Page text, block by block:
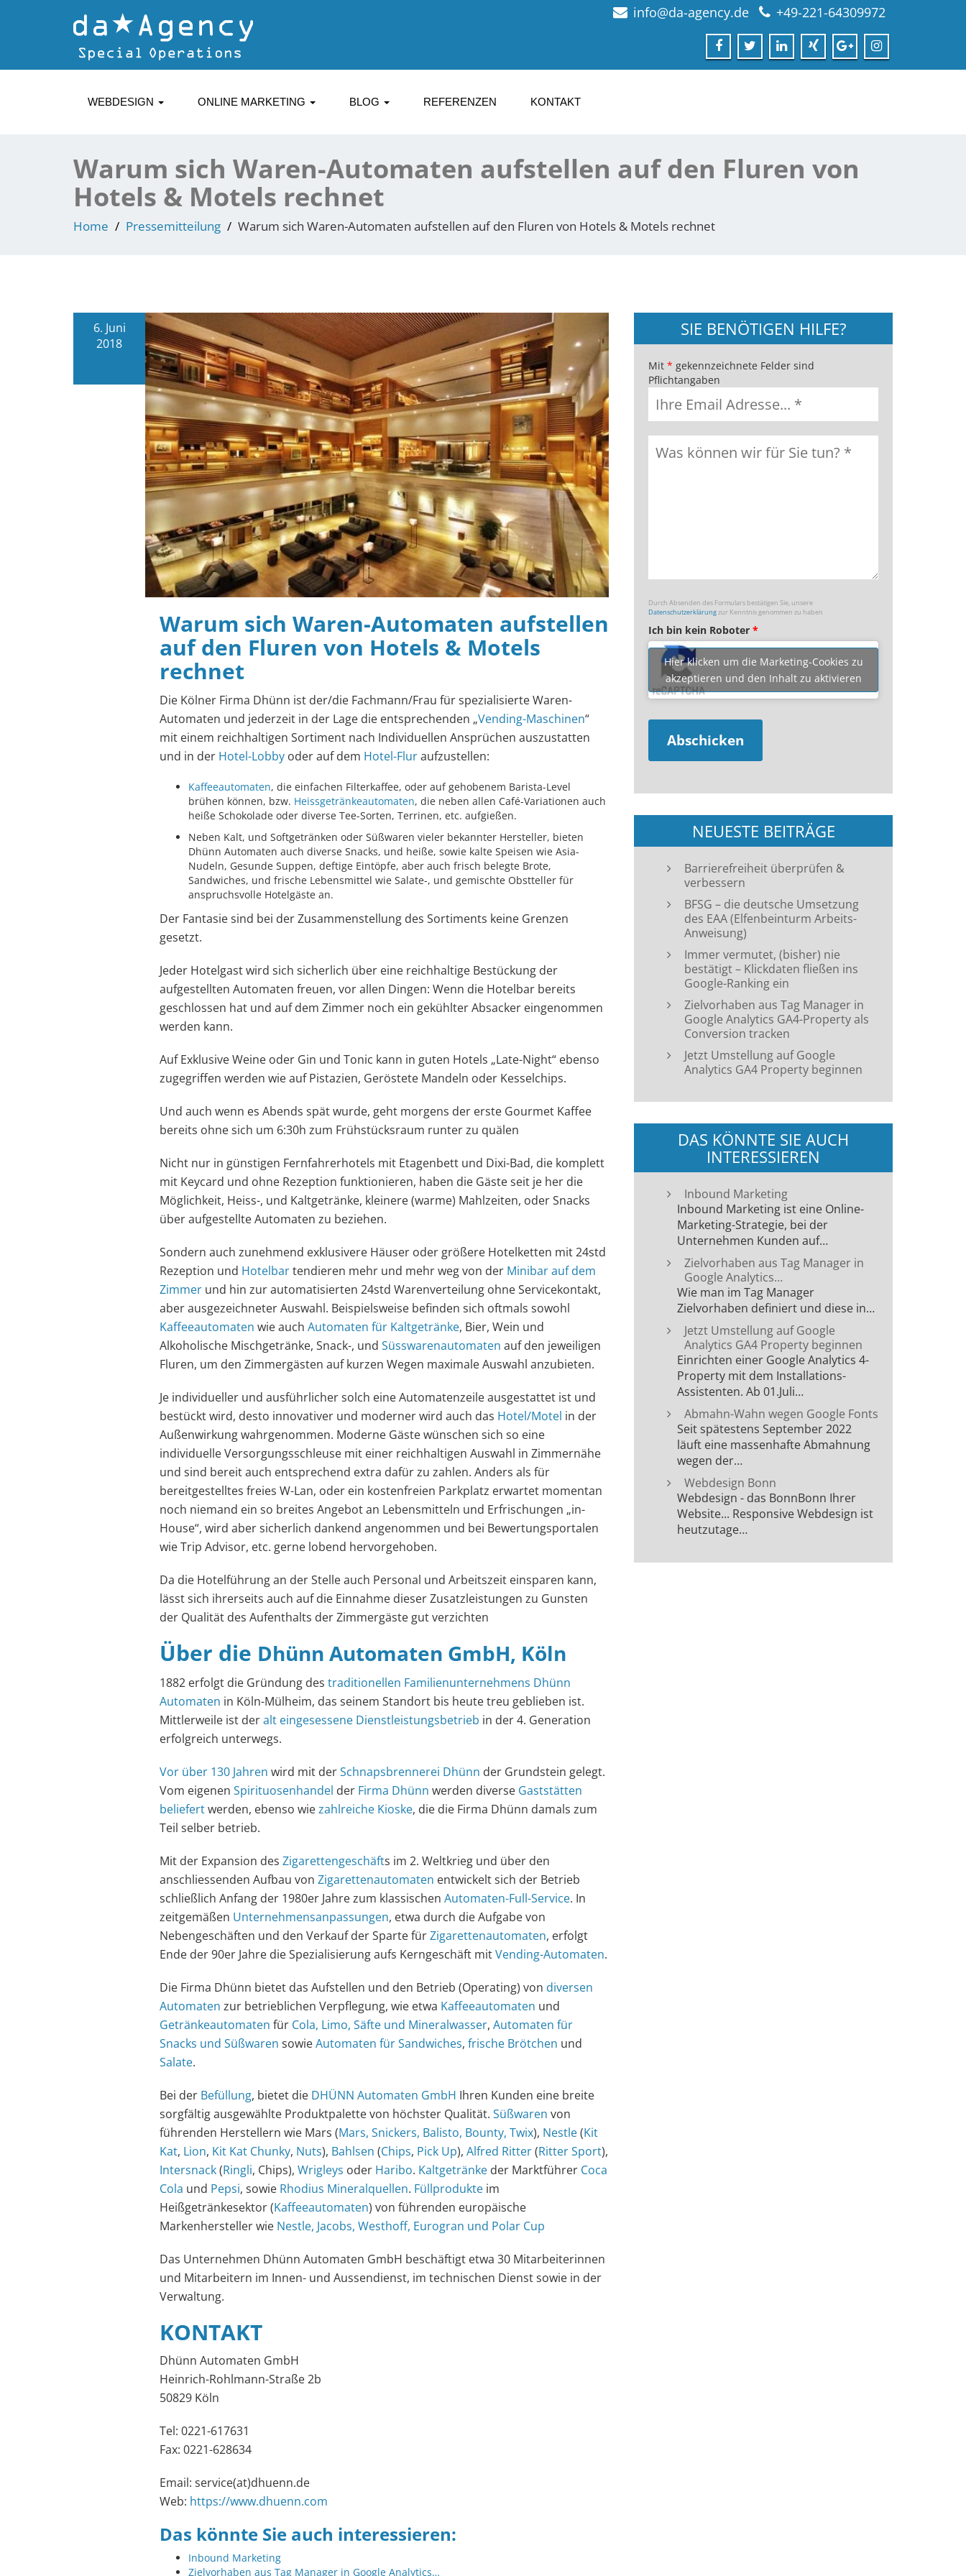
info@da-agency.de +49-221-64309972
WEBDESIGN ONLINE MARKETING BLOG REFERENZEN KONTAKT
Warum sich Waren-Automaten aufstellen auf den Fluren von
Hotels & Motels rechnet
Home Pressemitteilung Warum sich Waren-Automaten aufstellen auf den Fluren von Hotels & Motels rechnet
6. Juni
2018
Warum sich Waren-Automaten aufstellen
auf den Fluren von Hotels & Motels
rechnet
Die Kölner Firma Dhünn ist der/die Fachmann/Frau für spezialisierte Waren-
Automaten und jederzeit in der Lage die entsprechenden „Vending-Maschinen“
mit einem reichhaltigen Sortiment nach Individuellen Ansprüchen auszustatten
und in der Hotel-Lobby oder auf dem Hotel-Fluraufzustellen:
Kaffeeautomaten, die einfachen Filterkaffee, oder auf gehobenem Barista-Level
brühen können, bzw. Heissgetränkeautomaten, die neben allen Café-Variationen auch
heiße Schokolade oder diverse Tee-Sorten, Terrinen, etc. aufgießen.
Neben Kalt, und Softgetränken oder Süßwaren vieler bekannter Hersteller, bieten
Dhünn Automaten auch diverse Snacks, und heiße, sowie kalte Speisen wie Asia-
Nudeln, Gesunde Suppen, deftige Eintöpfe, aber auch frisch belegte Brote,
Sandwiches, und frische Lebensmittel wie Salate-, und gemischte Obstteller für
anspruchsvolle Hotelgäste an.
Der Fantasie sind bei der Zusammenstellung des Sortiments keine Grenzen
gesetzt.
Jeder Hotelgast wird sich sicherlich über eine reichhaltige Bestückung der
aufgestellten Automaten freuen, vor allen Dingen: Wenn die Hotelbar bereits
geschlossen hat und auf dem Zimmer noch ein gekühlter Absacker eingenommen
werden kann.
Auf Exklusive Weine oder Gin und Tonic kann in guten Hotels „Late-Night“ ebenso
zugegriffen werden wie auf Pistazien, Geröstete Mandeln oder Kesselchips.
Und auch wenn es Abends spät wurde, geht morgens der erste Gourmet Kaffee
bereits ohne sich um 6:30h zum Frühstücksraum runter zu quälen
Nicht nur in günstigen Fernfahrerhotels mit Etagenbett und Dixi-Bad, die komplett
mit Keycard und ohne Rezeption funktionieren, haben die Gäste seit je her die
Möglichkeit, Heiss-, und Kaltgetränke, kleinere (warme) Mahlzeiten, oder Snacks
über aufgestellte Automaten zu beziehen.
Sondern auch zunehmend exklusivere Häuser oder größere Hotelketten mit 24std
Rezeption und Hotelbartendieren mehr und mehr weg von der Minibar auf dem
Zimmer und hin zur automatisierten 24std Warenverteilung ohne Servicekontakt,
aber ausgezeichneter Auswahl. Beispielsweise befinden sich oftmals sowohl
Kaffeeautomaten wie auch Automaten für Kaltgetränke, Bier, Wein und
Alkoholische Mischgetränke, Snack-, und Süsswarenautomaten auf den jeweiligen
Fluren, um den Zimmergästen auf kurzen Wegen maximale Auswahl anzubieten.
Je individueller und ausführlicher solch eine Automatenzeile ausgestattet ist und
bestückt wird, desto innovativer und moderner wird auch das Hotel/Motel in der
Außenwirkung wahrgenommen. Moderne Gäste wünschen sich so eine
individuelle Versorgungsschleuse mit einer reichhaltigen Auswahl in Zimmernähe
und sind bereit auch entsprechend extra dafür zu zahlen. Anders als für
bereitgestelltes freies W-Lan, oder ein kostenfreien Parkplatz erwartet momentan
noch niemand ein so breites Angebot an Lebensmitteln und Erfrischungen „in-
House“, wird aber sicherlich dankend angenommen und bei Bewertungsportalen
wie Trip Advisor, etc. gerne lobend hervorgehoben.
Da die Hotelführung an der Stelle auch Personal und Arbeitszeit einsparen kann,
lässt sich ihrerseits auch auf die Einnahme dieser Zusatzleistungen zu Gunsten
der Qualität des Aufenthalts der Zimmergäste gut verzichten
Über die Dhünn Automaten GmbH, Köln
1882 erfolgt die Gründung des traditionellen Familienunternehmens Dhünn
Automaten in Köln-Mülheim, das seinem Standort bis heute treu geblieben ist.
Mittlerweile ist deralt eingesessene Dienstleistungsbetrieb in der 4. Generation
erfolgreich unterwegs.
Vor über 130 Jahren wird mit derSchnapsbrennerei Dhünn der Grundstein gelegt.
Vom eigenen Spirituosenhandel der Firma Dhünn werden diverse Gaststätten
beliefertwerden, ebenso wiezahlreiche Kioske, die die Firma Dhünn damals zum
Teil selber betrieb.
Mit der Expansion des Zigarettengeschäfts im 2. Weltkrieg und über den
anschliessenden Aufbau von Zigarettenautomaten entwickelt sich der Betrieb
schließlich Anfang der 1980er Jahre zum klassischen Automaten-Full-Service. In
zeitgemäßen Unternehmensanpassungen, etwa durch die Aufgabe von
Nebengeschäften und den Verkauf der Sparte fürZigarettenautomaten, erfolgt
Ende der 90er Jahre die Spezialisierung aufs Kerngeschäft mitVending-Automaten.
Die Firma Dhünn bietet das Aufstellen und den Betrieb (Operating) von diversen
Automaten zur betrieblichen Verpflegung, wie etwa Kaffeeautomaten und
Getränkeautomaten für Cola, Limo, Säfte und Mineralwasser, Automaten für
Snacks und Süßwaren sowieAutomaten für Sandwiches, frische Brötchen und
Salate.
Bei der Befüllung, bietet die DHÜNN Automaten GmbH Ihren Kunden eine breite
sorgfältig ausgewählte Produktpalette von höchster Qualität. Süßwaren von
führenden Herstellern wie Mars (Mars, Snickers, Balisto, Bounty, Twix), Nestle(Kit
Kat, Lion, Kit Kat Chunky, Nuts), Bahlsen (Chips, Pick Up), Alfred Ritter(Ritter Sport),
Intersnack(Ringli, Chips), Wrigleys oder Haribo. Kaltgetränke der Marktführer Coca
Cola und Pepsi, sowie Rhodius Mineralquellen. Füllprodukte im
Heißgetränkesektor (Kaffeeautomaten) von führenden europäische
Markenhersteller wie Nestle, Jacobs, Westhoff, Eurogran und Polar Cup
Das Unternehmen Dhünn Automaten GmbH beschäftigt etwa 30 Mitarbeiterinnen
und Mitarbeitern im Innen- und Aussendienst, im technischen Dienst sowie in der
Verwaltung.
KONTAKT
Dhünn Automaten GmbH
Heinrich-Rohlmann-Straße 2b
50829 Köln
Tel: 0221-617631
Fax: 0221-628634
Email: service(at)dhuenn.de
Web: https://www.dhuenn.com
Das könnte Sie auch interessieren:
Inbound Marketing
Zielvorhaben aus Tag Manager in Google Analytics…
SIE BENÖTIGEN HILFE?
Mit * gekennzeichnete Felder sind
Pflichtangaben
Durch Absenden des Formulars bestätigen Sie, unsere
Datenschutzerklärungzur Kenntnis genommen zu haben
Ich bin kein Roboter *
Hier klicken um die Marketing-Cookies zu
akzeptieren und den Inhalt zu aktivieren
NEUESTE BEITRÄGE
Barrierefreiheit überprüfen &
verbessern
BFSG – die deutsche Umsetzung
des EAA (Elfenbeinturm Arbeits-
Anweisung)
Immer vermutet, (bisher) nie
bestätigt – Klickdaten fließen ins
Google-Ranking ein
Zielvorhaben aus Tag Manager in
Google Analytics GA4-Property als
Conversion tracken
Jetzt Umstellung auf Google
Analytics GA4 Property beginnen
DAS KÖNNTE SIE AUCH
INTERESSIEREN
Inbound Marketing
Inbound Marketing ist eine Online-
Marketing-Strategie, bei der
Unternehmen Kunden auf…
Zielvorhaben aus Tag Manager in
Google Analytics…
Wie man im Tag Manager
Zielvorhaben definiert und diese in…
Jetzt Umstellung auf Google
Analytics GA4 Property beginnen
Einrichten einer Google Analytics 4-
Property mit dem Installations-
Assistenten. Ab 01.Juli…
Abmahn-Wahn wegen Google Fonts
Seit spätestens September 2022
läuft eine massenhafte Abmahnung
wegen der…
Webdesign Bonn
Webdesign - das BonnBonn Ihrer
Website... Responsive Webdesign ist
heutzutage…